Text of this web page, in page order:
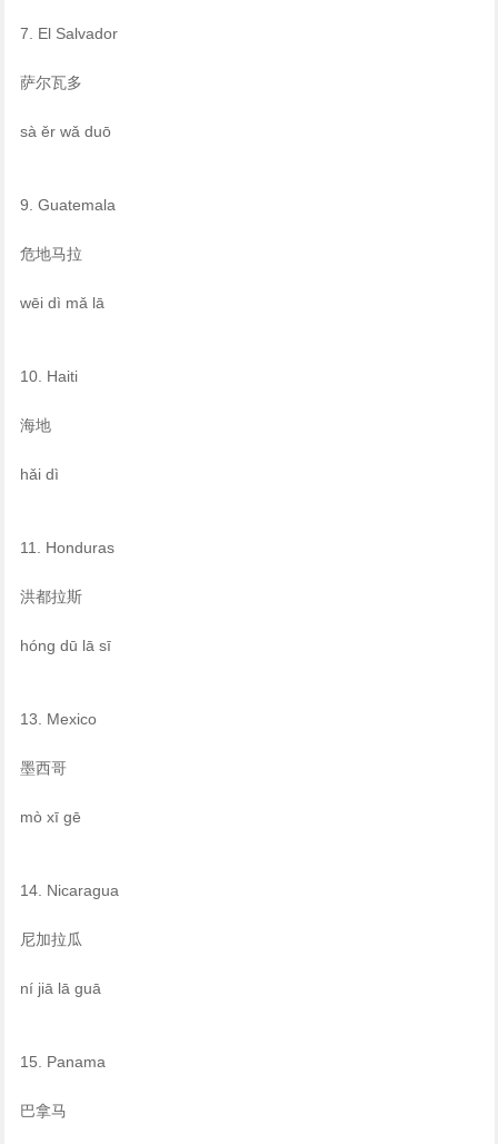
7. El Salvador
萨尔瓦多
sà ěr wǎ duō
9. Guatemala
危地马拉
wēi dì mǎ lā
10. Haiti
海地
hǎi dì
11. Honduras
洪都拉斯
hóng dū lā sī
13. Mexico
墨西哥
mò xī gē
14. Nicaragua
尼加拉瓜
ní jiā lā guā
15. Panama
巴拿马